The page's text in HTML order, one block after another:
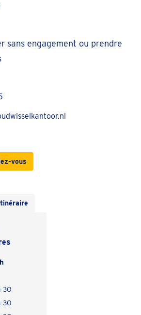
sans engagement ou prendre
vous
30
30